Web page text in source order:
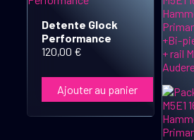
Detente Glock
Performance
120,00 €
Ajouter au panier